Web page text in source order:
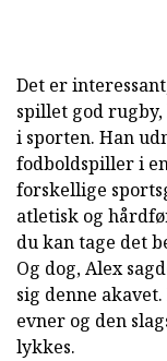
Det er
spillet god
i sporten. Han
fodboldspiller i
forskellige
atletisk og
du kan tage det
Og dog, Alex
sig denne
evner og den
lykkes.